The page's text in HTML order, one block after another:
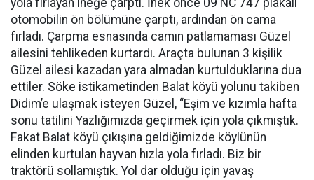
yola fırlayan ineğe çarptı. İnek önce 09 NC 747 plakalı
otomobilin ön bölümüne çarptı, ardından ön cama
fırladı. Çarpma esnasında camın patlamaması Güzel
ailesini tehlikeden kurtardı. Araçta bulunan 3 kişilik
Güzel ailesi kazadan yara almadan kurtulduklarına dua
ettiler. Söke istikametinden Balat köyü yolunu takiben
Didim’e ulaşmak isteyen Güzel, “Eşim ve kızımla hafta
sonu tatilini Yazlığımızda geçirmek için yola çıkmıştık.
Fakat Balat köyü çıkışına geldiğimizde köylünün
elinden kurtulan hayvan hızla yola fırladı. Biz bir
traktörü sollamıştık. Yol dar olduğu için yavaş